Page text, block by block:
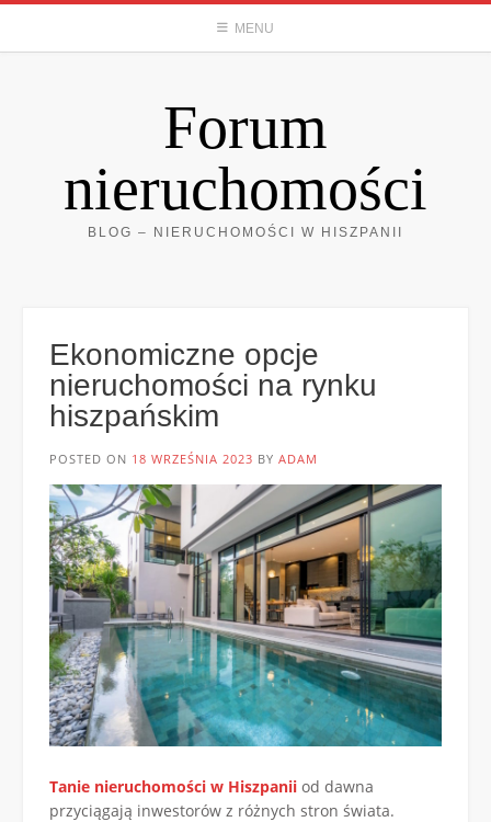
Skip
content
MENU
Forum
nieruchomości
BLOG – NIERUCHOMOŚCI W HISZPANII
Ekonomiczne opcje
nieruchomości na rynku
hiszpańskim
POSTED ON 18 WRZEŚNIA 2023 BY ADAM
Tanie nieruchomości w Hiszpanii od dawna
przyciągają inwestorów z różnych stron świata.